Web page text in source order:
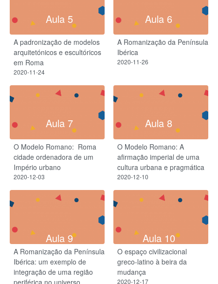
Aula 5
A padronização de modelos
arquitetónicos e escultóricos
em Roma
2020-11-24
Aula 6
A Romanização da Península
Ibérica
2020-11-26
Aula 7
O Modelo Romano: ​ Roma
cidade ordenadora de um
Império urbano
2020-12-03
Aula 8
O Modelo Romano: A
afirmação imperial de uma
cultura urbana e pragmática
2020-12-10
Aula 9
A Romanização da Península
Ibérica: um exemplo de
integração de uma região
periférica no universo
Aula 10
O espaço civilizacional
greco-latino à beira da
mudança
2020-12-17